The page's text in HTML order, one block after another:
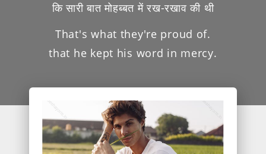
कि सारी बात मोहब्बत में रख-रखाव की थी
That's what they're proud of.
that he kept his word in mercy.